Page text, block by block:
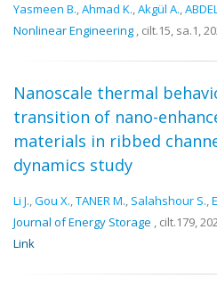
Yasmeen B.,Ahmad K.,Akgül A.,
Nonlinear Engineering , cilt.15, sa.1,
Nanoscale thermal
transition of nano-
materials in ribbed
dynamics study
Li J.,Gou X.,TANER M., Salahshour S.,
Journal of Energy Storage , cilt.179,
Link